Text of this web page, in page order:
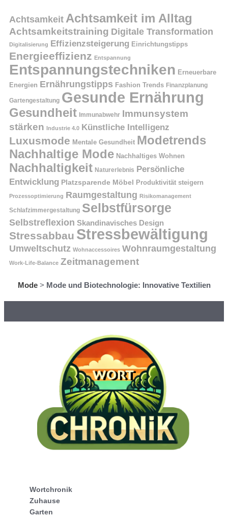
Achtsamkeit Achtsamkeit im Alltag
Achtsamkeitstraining Digitale Transformation
Digitalisierung Effizienzsteigerung Einrichtungstipps
Energieeffizienz Entspannung
Entspannungstechniken Erneuerbare
Energien Ernährungstipps Fashion Trends Finanzplanung
Gartengestaltung Gesunde Ernährung
Gesundheit Immunabwehr Immunsystem
stärken
Industrie 4.0 Künstliche Intelligenz
Luxusmode Mentale Gesundheit Modetrends
Nachhaltige Mode Nachhaltiges Wohnen
Nachhaltigkeit Naturerlebnis Persönliche
Entwicklung Platzsparende Möbel Produktivität steigern
Prozessoptimierung Raumgestaltung Risikomanagement
Schlafzimmergestaltung Selbstfürsorge
Selbstreflexion Skandinavisches Design
Stressabbau Stressbewältigung
Umweltschutz Wohnaccessoires Wohnraumgestaltung
Work-Life-Balance Zeitmanagement
Mode> Mode und Biotechnologie: Innovative Textilien
Wortchronik
Zuhause
Garten